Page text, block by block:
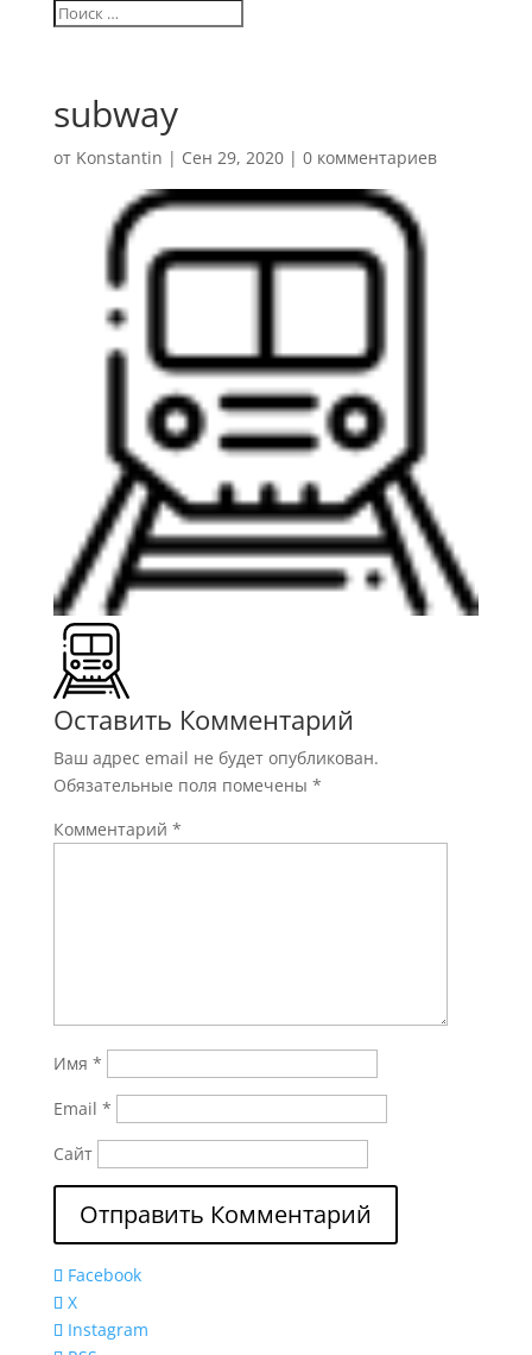
subway
от Konstantin | Сен 29, 2020| 0 комментариев
Оставить Комментарий
Ваш адрес email не будет опубликован.
Обязательные поля помечены *
Комментарий *
Имя *
Email *
Сайт
Facebook
X
Instagram